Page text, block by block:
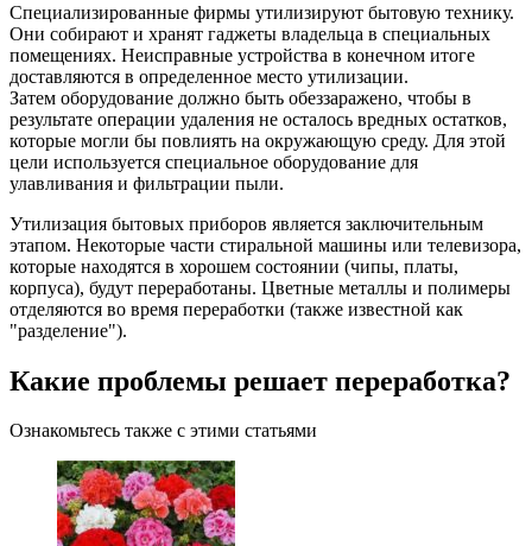
Специализированные фирмы утилизируют бытовую технику.
Они собирают и хранят гаджеты владельца в специальных
помещениях. Неисправные устройства в конечном итоге
доставляются в определенное место утилизации.
Затем оборудование должно быть обеззаражено, чтобы в
результате операции удаления не осталось вредных остатков,
которые могли бы повлиять на окружающую среду. Для этой
цели используется специальное оборудование для
улавливания и фильтрации пыли.
Утилизация бытовых приборов является заключительным
этапом. Некоторые части стиральной машины или телевизора,
которые находятся в хорошем состоянии (чипы, платы,
корпуса), будут переработаны. Цветные металлы и полимеры
отделяются во время переработки (также известной как
"разделение").
Какие проблемы решает переработка?
Ознакомьтесь также с этими статьями